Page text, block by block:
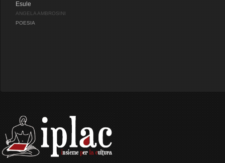
Esule
ANGELA AMBROSINI
POESIA